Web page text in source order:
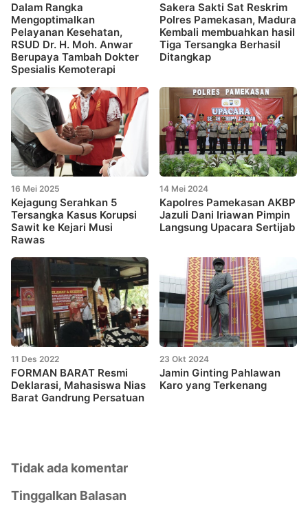
Dalam Rangka
Mengoptimalkan
Pelayanan Kesehatan,
RSUD Dr. H. Moh. Anwar
Berupaya Tambah Dokter
Spesialis Kemoterapi
Sakera Sakti Sat Reskrim
Polres Pamekasan, Madura
Kembali membuahkan hasil
Tiga Tersangka Berhasil
Ditangkap
16 Mei 2025
Kejagung Serahkan 5
Tersangka Kasus Korupsi
Sawit ke Kejari Musi
Rawas
14 Mei 2024
Kapolres Pamekasan AKBP
Jazuli Dani Iriawan Pimpin
Langsung Upacara Sertijab
11 Des 2022
FORMAN BARAT Resmi
Deklarasi, Mahasiswa Nias
Barat Gandrung Persatuan
23 Okt 2024
Jamin Ginting Pahlawan
Karo yang Terkenang
Tidak ada komentar
Tinggalkan Balasan